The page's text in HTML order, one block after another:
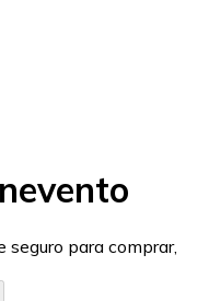
seguro para comprar,